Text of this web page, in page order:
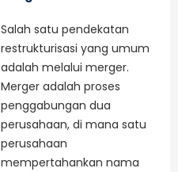
Salah satu pendekatan
restrukturisasi yang umum
adalah melalui merger.
Merger adalah proses
penggabungan dua
perusahaan, di mana satu
perusahaan
mempertahankan nama